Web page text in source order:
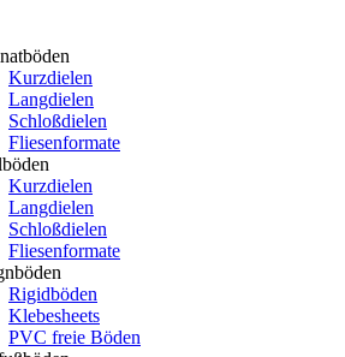
Kurzdielen
Langdielen
Schloßdielen
Fliesenformate
Kurzdielen
Langdielen
Schloßdielen
Fliesenformate
Rigidböden
Klebesheets
PVC freie Böden